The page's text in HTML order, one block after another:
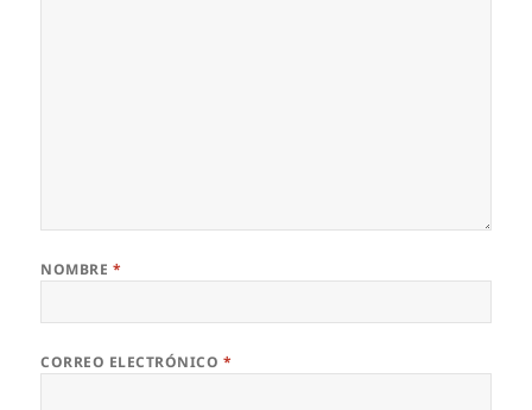
NOMBRE *
CORREO ELECTRÓNICO *